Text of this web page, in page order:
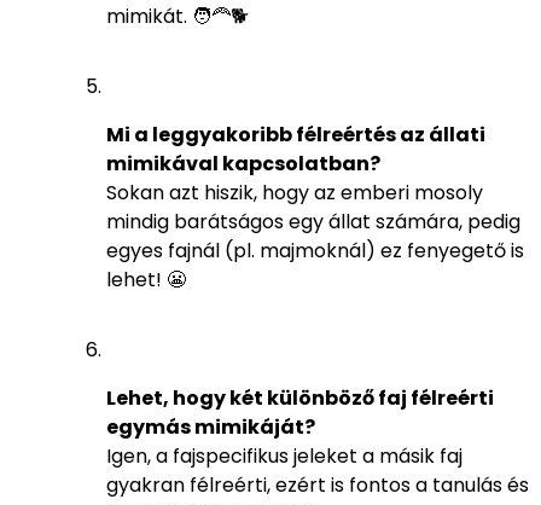
mimikát. 🧑‍🦰🐕
Mi a leggyakoribb félreértés az állati
mimikával kapcsolatban?
Sokan azt hiszik, hogy az emberi mosoly
mindig barátságos egy állat számára, pedig
egyes fajnál (pl. majmoknál) ez fenyegető is
lehet! 😬
Lehet, hogy két különböző faj félreérti
egymás mimikáját?
Igen, a fajspecifikus jeleket a másik faj
gyakran félreérti, ezért is fontos a tanulás és